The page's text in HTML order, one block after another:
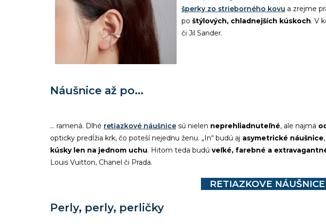
šperky zo strieborného kovu a zrejme
po štýlových, chladnejších kúskoch. V
či Jil Sander.
Náušnice až po...
... ramená. Dlhé retiazkové náušnice sú nielen neprehliadnuteľné, ale najmä
opticky predĺžia krk, čo poteší nejednu ženu. „In“ budú aj asymetrické náušnice
kúsky len na jednom uchu. Hitom teda budú veľké, farebné a
Louis Vuitton, Chanel či Prada.
RETIAZKOVE NÁUŠNICE
Perly, perly, perličky